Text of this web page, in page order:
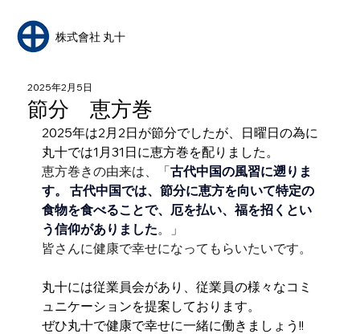
​株式會社 丸十
節分 恵方巻
2025年2月5日
2025年は2月2日が節分でしたが、日曜日の為に
丸十では1月31日に恵方巻を配りました。
恵方巻きの由来は、「古代中国の風習に遡りま
す。
古代中国では、節分に恵方を向いて特定の
食物を食べることで、厄を払い、福を招くとい
う信仰がありました。」
皆さんに健康で幸せになってもらいたいです。
丸十には従業員会があり、従業員の様々なコミ
ュニケーションを提案しております。
ぜひ丸十で健康で幸せに一緒に働きましょう!!